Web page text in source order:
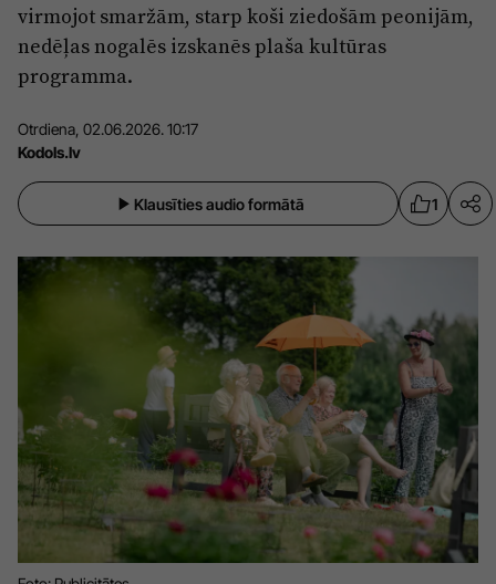
Veselība
Ģimene
Sports
Drošība
Krimināli
Pierīga
Olaine
Ropaži
Salaspils
Saulkrasti
Projekti
Mediju atbalsta fonds
Zivju fonds
Zaļā nākotne
Iedvesmai nav vecuma
Vide
Kodols
virmojot smaržām, starp koši ziedošām peonijām,
nedēļas nogalēs izskanēs plaša kultūras
programma.
Otrdiena, 02.06.2026. 10:17
Kodols.lv
Klausīties audio formātā 1